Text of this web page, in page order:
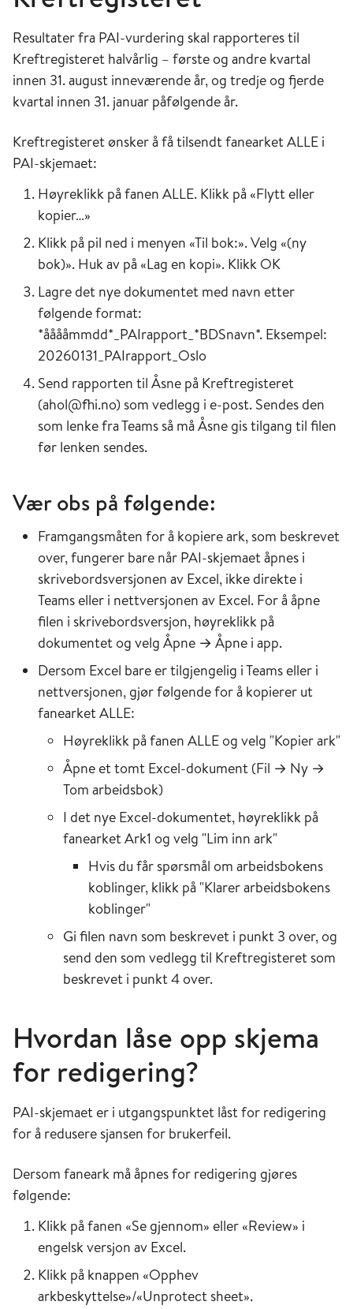
Resultater fra PAI-vurdering skal rapporteres til
Kreftregisteret halvårlig – første og andre kvartal
innen 31. august inneværende år, og tredje og fjerde
kvartal innen 31. januar påfølgende år.
Kreftregisteret ønsker å få tilsendt fanearket ALLE i
PAI-skjemaet:
Høyreklikk på fanen ALLE. Klikk på «Flytt eller
kopier…»
Klikk på pil ned i menyen «Til bok:». Velg «(ny
bok)». Huk av på «Lag en kopi». Klikk OK
Lagre det nye dokumentet med navn etter
følgende format:
*ååååmmdd*_PAIrapport_*BDSnavn*. Eksempel:
20260131_PAIrapport_Oslo
Send rapporten til Åsne på Kreftregisteret
(ahol@fhi.no) som vedlegg i e-post. Sendes den
som lenke fra Teams så må Åsne gis tilgang til filen
før lenken sendes.
Vær obs på følgende:
Framgangsmåten for å kopiere ark, som beskrevet
over, fungerer bare når PAI-skjemaet åpnes i
skrivebordsversjonen av Excel, ikke direkte i
Teams eller i nettversjonen av Excel. For å åpne
filen i skrivebordsversjon, høyreklikk på
dokumentet og velg Åpne → Åpne i app.
Dersom Excel bare er tilgjengelig i Teams eller i
nettversjonen, gjør følgende for å kopierer ut
fanearket ALLE:
Høyreklikk på fanen ALLE og velg "Kopier ark"
Åpne et tomt Excel-dokument (Fil → Ny →
Tom arbeidsbok)
I det nye Excel-dokumentet, høyreklikk på
fanearket Ark1 og velg "Lim inn ark"
Hvis du får spørsmål om arbeidsbokens
koblinger, klikk på "Klarer arbeidsbokens
koblinger"
Gi filen navn som beskrevet i punkt 3 over, og
send den som vedlegg til Kreftregisteret som
beskrevet i punkt 4 over.
Hvordan låse opp skjema
for redigering?
PAI-skjemaet er i utgangspunktet låst for redigering
for å redusere sjansen for brukerfeil.
Dersom faneark må åpnes for redigering gjøres
følgende:
Klikk på fanen «Se gjennom» eller «Review» i
engelsk versjon av Excel.
Klikk på knappen «Opphev
arkbeskyttelse»/«Unprotect sheet».